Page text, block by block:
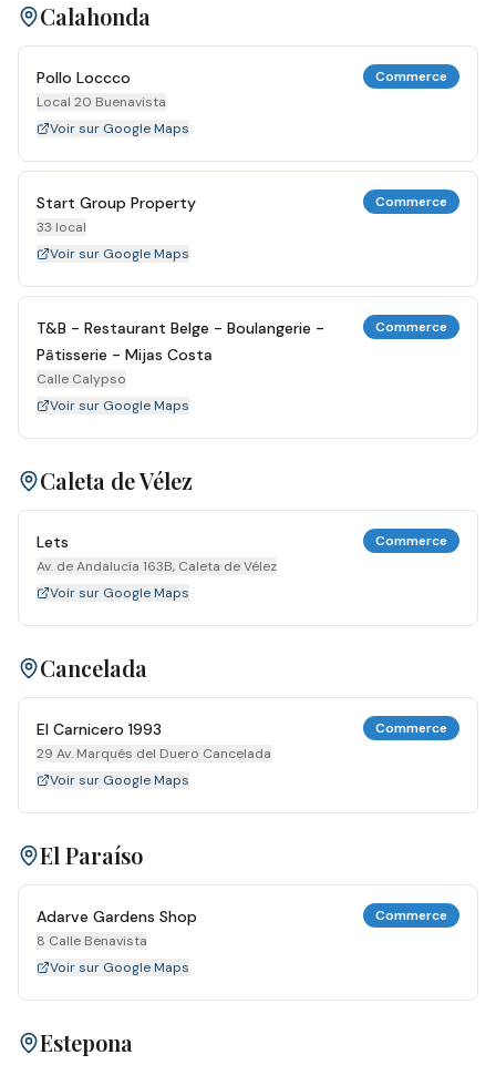
Calahonda
Pollo Loccco
Local 20 Buenavista
Commerce
Voir sur Google Maps
Start Group Property
33 local
Commerce
Voir sur Google Maps
T&B - Restaurant Belge - Boulangerie -
Pâtisserie - Mijas Costa
Calle Calypso
Commerce
Voir sur Google Maps
Caleta de Vélez
Lets
Av. de Andalucía 163B, Caleta de Vélez
Commerce
Voir sur Google Maps
Cancelada
El Carnicero 1993
29 Av. Marqués del Duero Cancelada
Commerce
Voir sur Google Maps
El Paraíso
Adarve Gardens Shop
8 Calle Benavista
Commerce
Voir sur Google Maps
Estepona